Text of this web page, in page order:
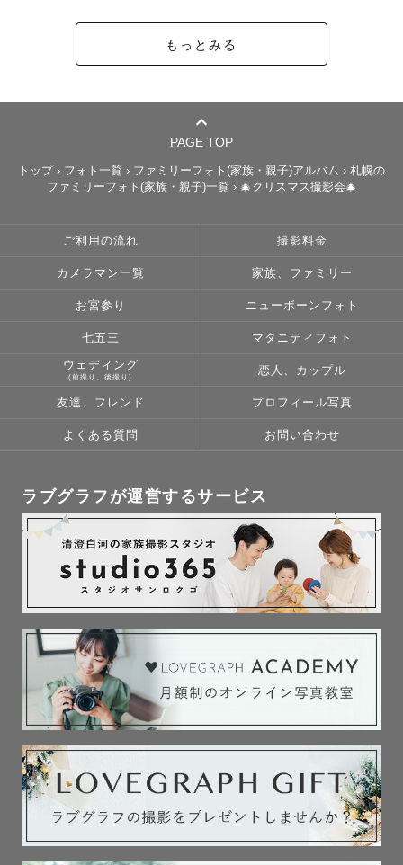
💌お問い合わせについて💌
皆様とお会いできる日を楽しみにしております！どうぞ宜
もっとみる
PAGE TOP
トップ › フォト一覧 › ファミリーフォト(家族・親子)アルバム › 札幌の
ファミリーフォト(家族・親子)一覧 › 🎄クリスマス撮影会🎄
ご利用の流れ 撮影料金
カメラマン一覧 家族、ファミリー
お宮参り ニューボーンフォト
七五三 マタニティフォト
ウェディング
(前撮り、後撮り)
恋人、カップル
友達、フレンド プロフィール写真
よくある質問 お問い合わせ
ラブグラフが運営するサービス